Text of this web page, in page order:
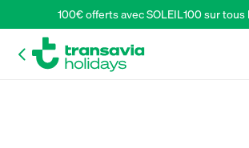
100€ offerts avec SOLEIL100 sur